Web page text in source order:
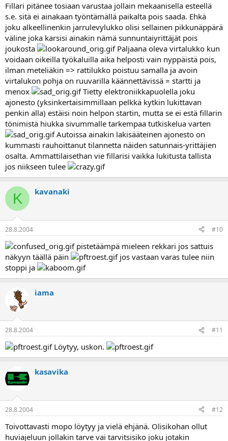
Fillari pitänee tosiaan varustaa jollain mekaanisella esteellä
s.e. sitä ei ainakaan työntämällä paikalta pois saada. Ehkä
joku alkeellinenkin jarrulevylukko olisi sellainen pikkunäppärä
väline joka karsisi ainakin nämä sunnuntaiyrittäjät pois
joukosta
Paljaana oleva virtalukko kun
voidaan oikeilla työkaluilla aika helposti vain nyppäistä pois,
ilman meteliäkin => rattilukko poistuu samalla ja avoin
virtalukon pohja on ruuvarilla käännettävissä = startti ja
menox
Tietty elektroniikkapuolella joku
ajonesto (yksinkertaisimmillaan pelkkä kytkin lukittavan
penkin alla) estäisi noin helpon startin, mutta se ei estä fillarin
tönimistä hiukka sivummalle tarkempaa tutkiskelua varten
Autoissa ainakin lakisääteinen ajonesto on
kummasti rauhoittanut tilannetta näiden satunnais-yrittäjien
osalta. Ammattilaisethan vie fillarisi vaikka lukitusta tallista
jos niikseen tulee
K kavanaki
28.8.2004 #10
pistetäämpä mieleen rekkari jos sattuis
näkyyn täällä päin
jos vastaan varas tulee niin
stoppi ja
iama
28.8.2004 #11
Löytyy, uskon.
kasavika
28.8.2004 #12
Toivottavasti mopo löytyy ja vielä ehjänä. Olisikohan ollut
huviajeluun jollakin tarve vai tarvitsisiko joku jotakin